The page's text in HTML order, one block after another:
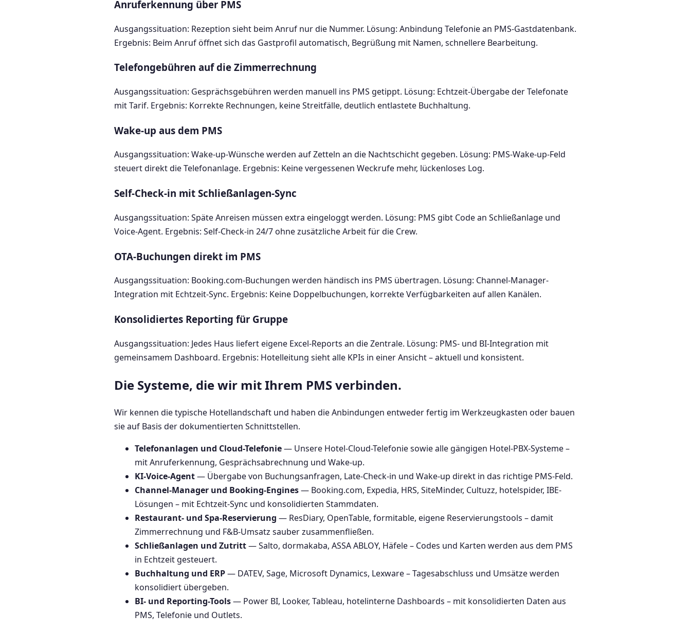
Anruferkennung über PMS
Ausgangssituation: Rezeption sieht beim Anruf nur die Nummer. Lösung: Anbindung Telefonie an PMS-Gastdatenbank.
Ergebnis: Beim Anruf öffnet sich das Gastprofil automatisch, Begrüßung mit Namen, schnellere Bearbeitung.
Telefongebühren auf die Zimmerrechnung
Ausgangssituation: Gesprächsgebühren werden manuell ins PMS getippt. Lösung: Echtzeit-Übergabe der Telefonate
mit Tarif. Ergebnis: Korrekte Rechnungen, keine Streitfälle, deutlich entlastete Buchhaltung.
Wake-up aus dem PMS
Ausgangssituation: Wake-up-Wünsche werden auf Zetteln an die Nachtschicht gegeben. Lösung: PMS-Wake-up-Feld
steuert direkt die Telefonanlage. Ergebnis: Keine vergessenen Weckrufe mehr, lückenloses Log.
Self-Check-in mit Schließanlagen-Sync
Ausgangssituation: Späte Anreisen müssen extra eingeloggt werden. Lösung: PMS gibt Code an Schließanlage und
Voice-Agent. Ergebnis: Self-Check-in 24/7 ohne zusätzliche Arbeit für die Crew.
OTA-Buchungen direkt im PMS
Ausgangssituation: Booking.com-Buchungen werden händisch ins PMS übertragen. Lösung: Channel-Manager-
Integration mit Echtzeit-Sync. Ergebnis: Keine Doppelbuchungen, korrekte Verfügbarkeiten auf allen Kanälen.
Konsolidiertes Reporting für Gruppe
Ausgangssituation: Jedes Haus liefert eigene Excel-Reports an die Zentrale. Lösung: PMS- und BI-Integration mit
gemeinsamem Dashboard. Ergebnis: Hotelleitung sieht alle KPIs in einer Ansicht – aktuell und konsistent.
Die Systeme, die wir mit Ihrem PMS verbinden.
Wir kennen die typische Hotellandschaft und haben die Anbindungen entweder fertig im Werkzeugkasten oder bauen
sie auf Basis der dokumentierten Schnittstellen.
Telefonanlagen und Cloud-Telefonie— Unsere Hotel-Cloud-Telefonie sowie alle gängigen Hotel-PBX-Systeme –
mit Anruferkennung, Gesprächsabrechnung und Wake-up.
KI-Voice-Agent— Übergabe von Buchungsanfragen, Late-Check-in und Wake-up direkt in das richtige PMS-Feld.
Channel-Manager und Booking-Engines— Booking.com, Expedia, HRS, SiteMinder, Cultuzz, hotelspider, IBE-
Lösungen – mit Echtzeit-Sync und konsolidierten Stammdaten.
Restaurant- und Spa-Reservierung — ResDiary, OpenTable, formitable, eigene Reservierungstools – damit
Zimmerrechnung und F&B-Umsatz sauber zusammenfließen.
Schließanlagen und Zutritt— Salto, dormakaba, ASSA ABLOY, Häfele – Codes und Karten werden aus dem PMS
in Echtzeit gesteuert.
Buchhaltung und ERP— DATEV, Sage, Microsoft Dynamics, Lexware – Tagesabschluss und Umsätze werden
konsolidiert übergeben.
BI- und Reporting-Tools— Power BI, Looker, Tableau, hotelinterne Dashboards – mit konsolidierten Daten aus
PMS, Telefonie und Outlets.